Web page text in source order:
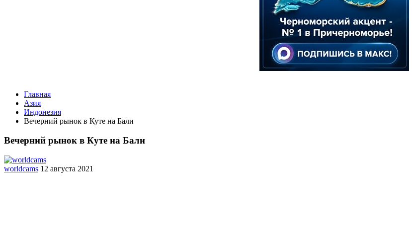
Главная
Азия
Индонезия
Вечерний рынок в Куте на Бали
Вечерний рынок в Куте на Бали
worldcams 12 августа 2021